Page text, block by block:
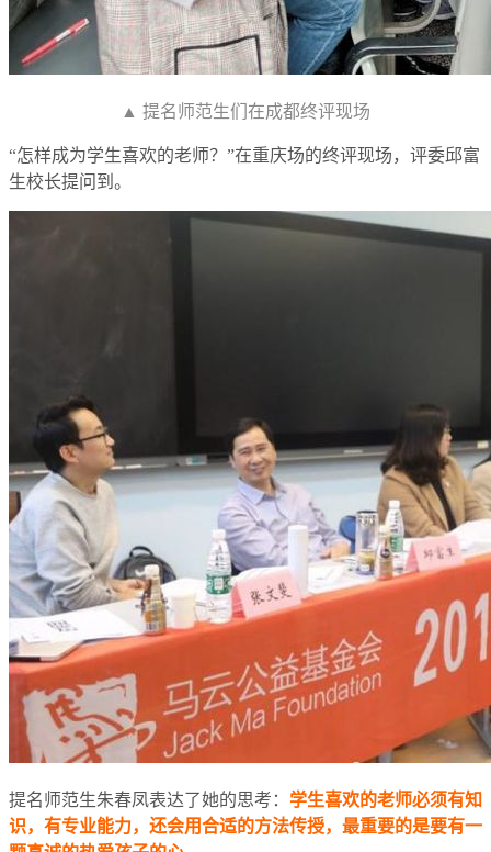
▲ 提名师范生们在成都终评现场
“怎样成为学生喜欢的老师？”在重庆场的终评现场，评委邱富
生校长提问到。
提名师范生朱春凤表达了她的思考： 学生喜欢的老师必须有知
识，有专业能力，还会用合适的方法传授，最重要的是要有一